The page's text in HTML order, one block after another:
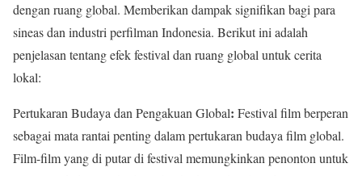
dengan ruang global. Memberikan dampak signifikan bagi para
sineas dan industri perfilman Indonesia. Berikut ini adalah
penjelasan tentang efek festival dan ruang global untuk cerita
lokal:
Pertukaran Budaya dan Pengakuan Global: Festival film berperan
sebagai mata rantai penting dalam pertukaran budaya film global.
Film-film yang di putar di festival memungkinkan penonton untuk